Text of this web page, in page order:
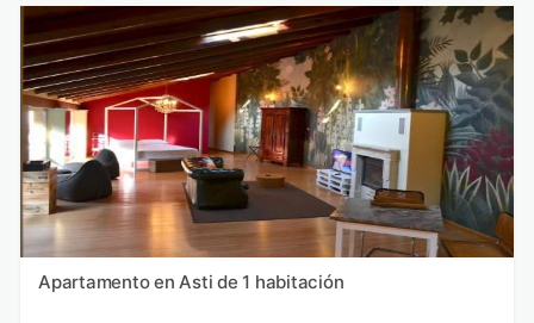
Apartamento en Asti de 1 habitación